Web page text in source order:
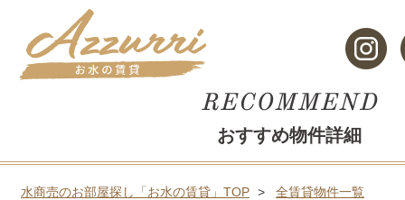
おすすめ物件詳細
水商売のお部屋探し「お水の賃貸」TOP 全賃貸物件一覧